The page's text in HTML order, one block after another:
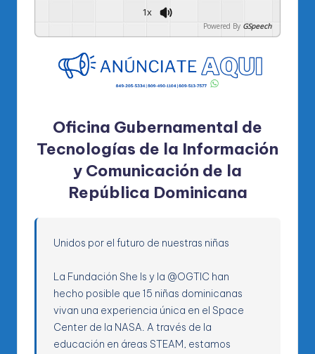
1x
Powered By GSpeech
Oficina Gubernamental de
Tecnologías de la Información
y Comunicación de la
República Dominicana
Unidos por el futuro de nuestras niñas
La Fundación She Is y la @OGTIC han
hecho posible que 15 niñas dominicanas
vivan una experiencia única en el Space
Center de la NASA. A través de la
educación en áreas STEAM, estamos